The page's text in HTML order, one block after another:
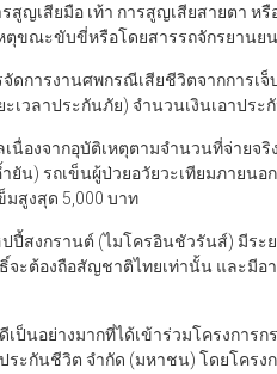
สูญเสียมือ เท้า การสูญเสียสายตา ห
ตุขณะขับขี่หรือโดยสารรถจักรยานย
ดการงานศพกรณีเสียชีวิตจากการเ
เวลาประกันภัย) จำนวนเงินเอาประ
นื่องจากอุบัติเหตุตามจำนวนที่จ่ายจริ
ยัน) รถเข็นผู้ป่วยอวัยวะเทียมภายนอ
มสูงสุด 5,000 บาท
สงกรานต์ (ไมโครอินชัวรันส์) มีระ
จะต้องถือสัญชาติไทยเท่านั้น และมี
เป็นอย่างมากที่ได้เข้าร่วมโครงกา
ระกันชีวิต จำกัด (มหาชน) โดยโคร